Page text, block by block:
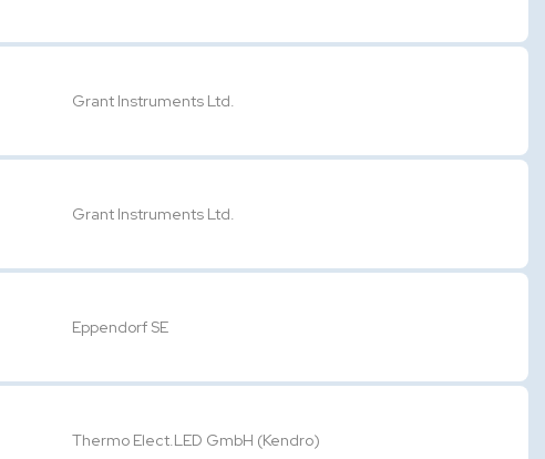
Grant Instruments Ltd.
Grant Instruments Ltd.
Eppendorf SE
Thermo Elect.LED GmbH (Kendro)